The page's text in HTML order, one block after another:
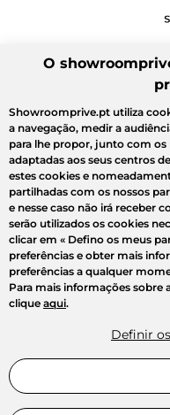
O
Showroomprive.pt utiliza
a navegação, medir a
para lhe propor, junto com
adaptadas aos seus centros
estes cookies e
partilhadas com os nossos
e nesse caso não irá receber
serão utilizados os cookies
clicar em « Defino os meus
preferências e obter mais
preferências a qualquer
Para mais informações sobre
clique aqui.
Definir